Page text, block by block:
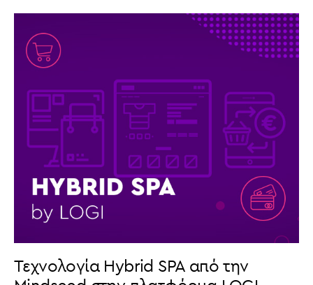
Τεχνολογία Hybrid SPA από την